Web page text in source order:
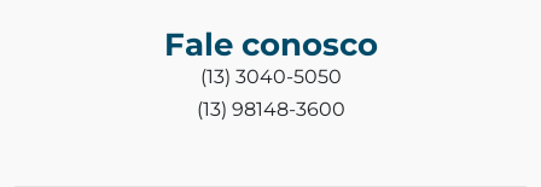
Fale conosco
(13) 3040-5050
(13) 98148-3600